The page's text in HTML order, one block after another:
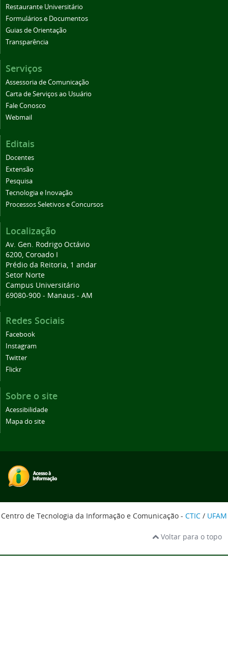
Restaurante Universitário
Formulários e Documentos
Guias de Orientação
Transparência
Serviços
Assessoria de Comunicação
Carta de Serviços ao Usuário
Fale Conosco
Webmail
Editais
Docentes
Extensão
Pesquisa
Tecnologia e Inovação
Processos Seletivos e Concursos
Localização
Av. Gen. Rodrigo Octávio
6200, Coroado I
Prédio da Reitoria, 1 andar
Setor Norte
Campus Universitário
69080-900 - Manaus - AM
Redes Sociais
Facebook
Instagram
Twitter
Flickr
Sobre o site
Acessibilidade
Mapa do site
Centro de Tecnologia da Informação e Comunicação - CTIC / UFAM
Voltar para o topo